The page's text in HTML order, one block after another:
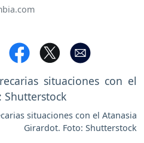
situaciones con el Atanasia
Girardot. Foto: Shutterstock